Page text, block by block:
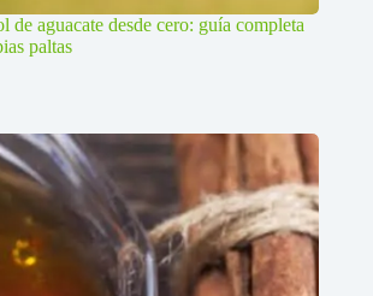
de aguacate desde cero: guía completa
paltas